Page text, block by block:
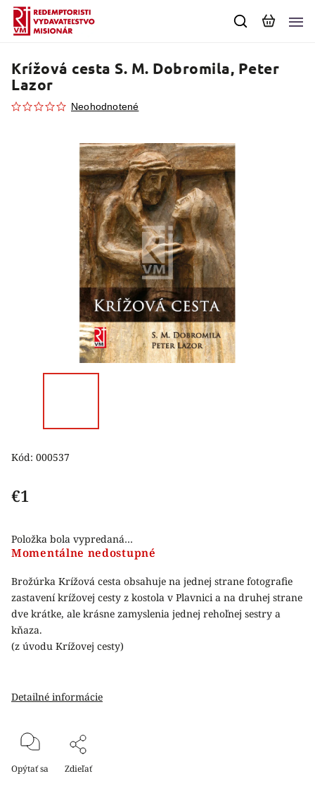
Krížová cesta S. M. Dobromila, Peter
Lazor
Neohodnotené
Kód: 000537
€1
Momentálne nedostupné
Položka bola vypredaná…
Brožúrka Krížová cesta obsahuje na jednej strane fotografie
zastavení krížovej cesty z kostola v Plavnici a na druhej strane
dve krátke, ale krásne zamyslenia jednej rehoľnej sestry a
kňaza.
(z úvodu Krížovej cesty)
Detailné informácie
Opýtať sa Zdieľať